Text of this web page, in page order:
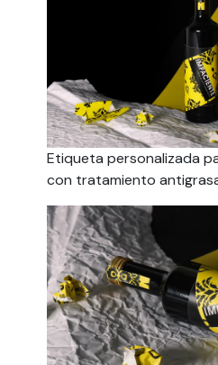
Etiqueta personalizada
con tratamiento